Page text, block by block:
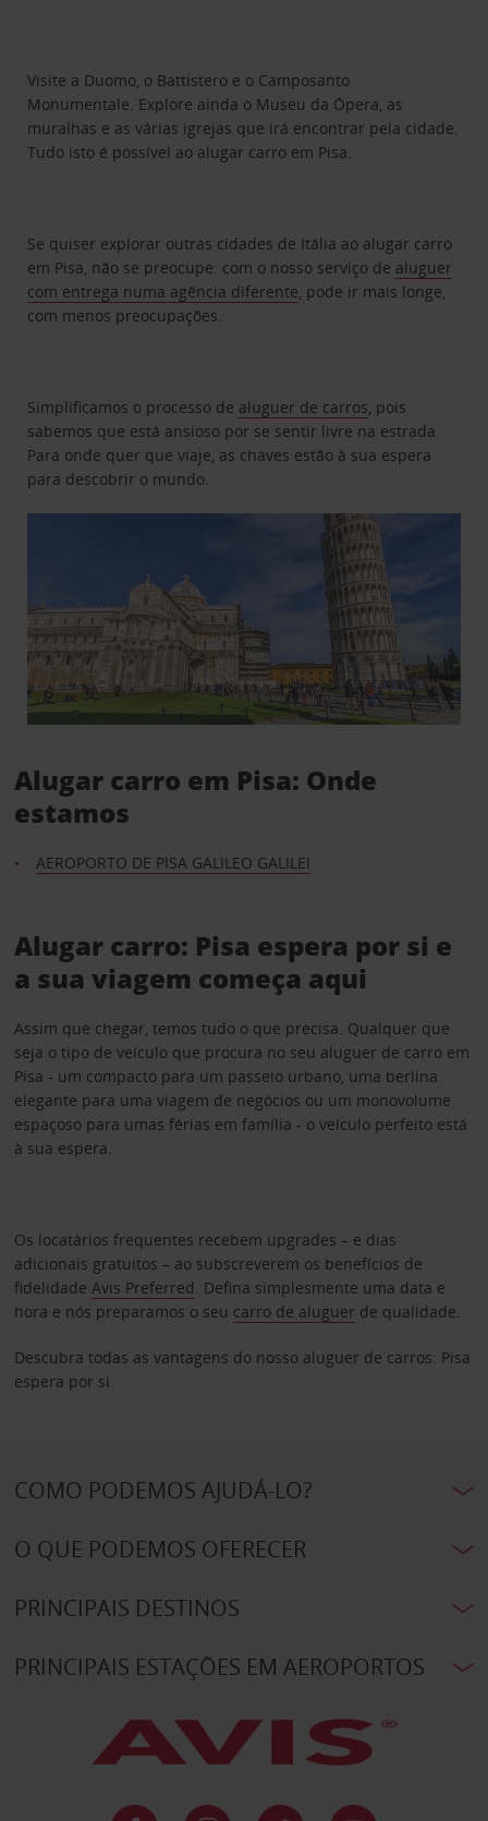
Visite a Duomo, o Battistero e o Camposanto
Monumentale. Explore ainda o Museu da Ópera, as
muralhas e as várias igrejas que irá encontrar pela cidade.
Tudo isto é possível ao alugar carro em Pisa.
Se quiser explorar outras cidades de Itália ao alugar carro
em Pisa, não se preocupe: com o nosso serviço de aluguer
com entrega numa agência diferente , pode ir mais longe,
com menos preocupações.
Simplificamos o processo de aluguer de carros , pois
sabemos que está ansioso por se sentir livre na estrada.
Para onde quer que viaje, as chaves estão à sua espera
para descobrir o mundo.
Alugar carro em Pisa: Onde
estamos
AEROPORTO DE PISA GALILEO GALILEI
Alugar carro: Pisa espera por si e
a sua viagem começa aqui
Assim que chegar, temos tudo o que precisa. Qualquer que
seja o tipo de veículo que procura no seu aluguer de carro em
Pisa - um compacto para um passeio urbano, uma berlina
elegante para uma viagem de negócios ou um monovolume
espaçoso para umas férias em família - o veículo perfeito está
à sua espera.
Os locatários frequentes recebem upgrades – e dias
adicionais gratuitos – ao subscreverem os benefícios de
fidelidade Avis Preferred . Defina simplesmente uma data e
hora e nós preparamos o seu carro de aluguer de qualidade.
Descubra todas as vantagens do nosso aluguer de carros: Pisa
espera por si.
COMO PODEMOS AJUDÁ-LO?
O QUE PODEMOS OFERECER
PRINCIPAIS DESTINOS
PRINCIPAIS ESTAÇÕES EM AEROPORTOS